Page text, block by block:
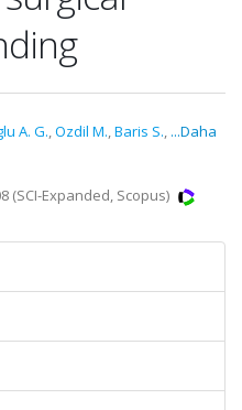
A. G.,Ozdil M.,Baris S., ...Daha
(SCI-Expanded, Scopus)